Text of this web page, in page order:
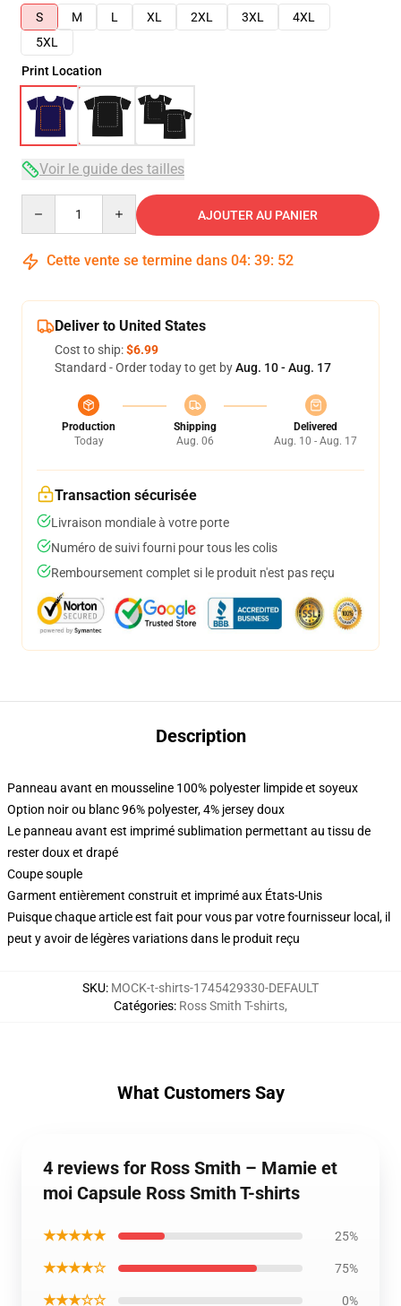
S
M L XL 2XL 3XL
4XL
5XL
Print Location
Voir le guide des tailles
AJOUTER AU PANIER
Cette vente se termine dans 04: 39: 51
Deliver to United States
Cost to ship:$6.99
Standard - Order today to get byAug. 10 - Aug. 17
Production
Today
Shipping
Aug. 06
Delivered
Aug. 10 - Aug. 17
Transaction sécurisée
Livraison mondiale à votre porte
Numéro de suivi fourni pour tous les colis
Remboursement complet si le produit n'est pas reçu
Description
Panneau avant en mousseline 100% polyester limpide et soyeux
Option noir ou blanc 96% polyester, 4% jersey doux
Le panneau avant est imprimé sublimation permettant au tissu de
rester doux et drapé
Coupe souple
Garment entièrement construit et imprimé aux États-Unis
Puisque chaque article est fait pour vous par votre fournisseur local, il
peut y avoir de légères variations dans le produit reçu
SKU: MOCK-t-shirts-1745429330-DEFAULT
Catégories: Ross Smith T-shirts,
What Customers Say
4 reviews for Ross Smith – Mamie et
moi Capsule Ross Smith T-shirts
★★★★★ 25%
★★★★☆ 75%
★★★☆☆ 0%